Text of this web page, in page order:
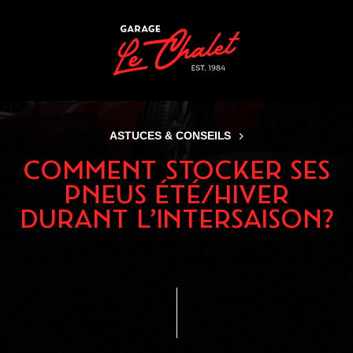
ASTUCES & CONSEILS
COMMENT STOCKER SES
PNEUS ÉTÉ/HIVER
DURANT L’INTERSAISON?